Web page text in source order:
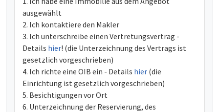
ausgewählt
Ich kontaktiere den Makler
Ich unterschreibe einen Vertretungsvertrag -
Details hier! (die Unterzeichnung des Vertrags ist
gesetzlich vorgeschrieben)
Ich richte eine OIB ein - Details hier (die
Einrichtung ist gesetzlich vorgeschrieben)
Besichtigungen vor Ort
Unterzeichnung der Reservierung, des